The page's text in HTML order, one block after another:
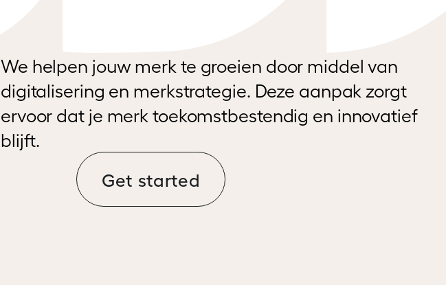
We helpen jouw merk te groeien door middel van
digitalisering en merkstrategie. Deze aanpak zorgt
ervoor dat je merk toekomstbestendig en innovatief
blijft.
Get started